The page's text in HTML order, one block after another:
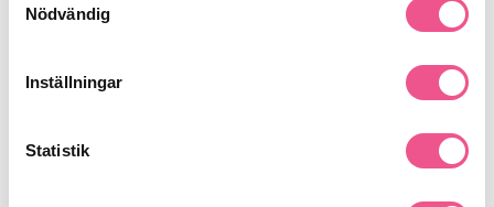
Nödvändig
Inställningar
Statistik
Produktdetaljer
Recensioner